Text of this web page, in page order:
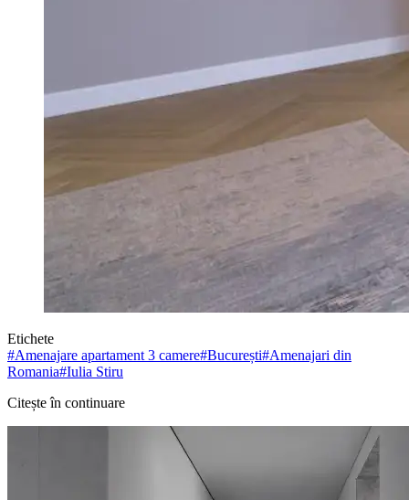
Etichete
#Amenajare apartament 3 camere#București#Amenajari din
Romania#Iulia Stiru
Citește în continuare